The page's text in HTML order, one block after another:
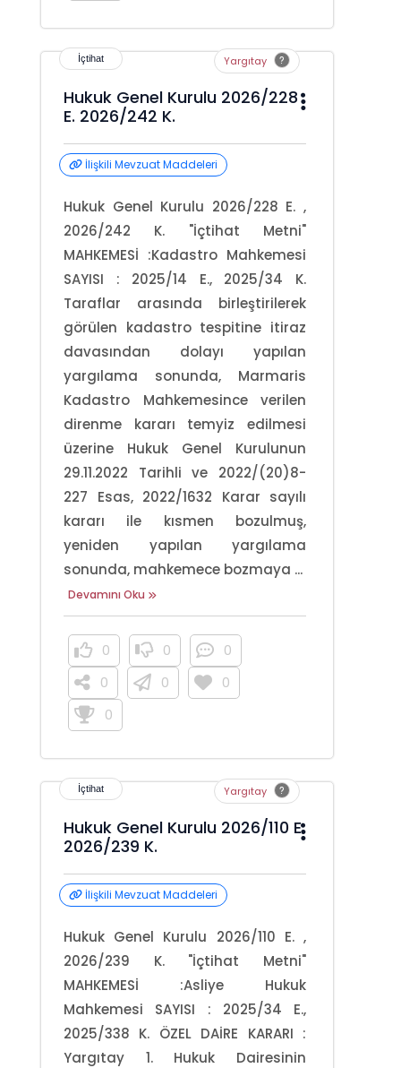
Yargıtay
Hukuk Genel Kurulu 2026/228
E. 2026/242 K.
İlişkili Mevzuat Maddeleri
Hukuk Genel Kurulu 2026/228 E. ,
2026/242 K. "İçtihat Metni"
MAHKEMESİ :Kadastro Mahkemesi
SAYISI : 2025/14 E., 2025/34 K.
Taraflar arasında birleştirilerek
görülen kadastro tespitine itiraz
davasından dolayı yapılan
yargılama sonunda, Marmaris
Kadastro Mahkemesince verilen
direnme kararı temyiz edilmesi
üzerine Hukuk Genel Kurulunun
29.11.2022 Tarihli ve 2022/(20)8-
227 Esas, 2022/1632 Karar sayılı
kararı ile kısmen bozulmuş,
yeniden yapılan yargılama
sonunda, mahkemece bozmaya ...
Devamını Oku
0 0
0
0
0
0
0
Yargıtay
Hukuk Genel Kurulu 2026/110 E.
2026/239 K.
İlişkili Mevzuat Maddeleri
Hukuk Genel Kurulu 2026/110 E. ,
2026/239 K. "İçtihat Metni"
MAHKEMESİ :Asliye Hukuk
Mahkemesi SAYISI : 2025/34 E.,
2025/338 K. ÖZEL DAİRE KARARI :
Yargıtay 1. Hukuk Dairesinin